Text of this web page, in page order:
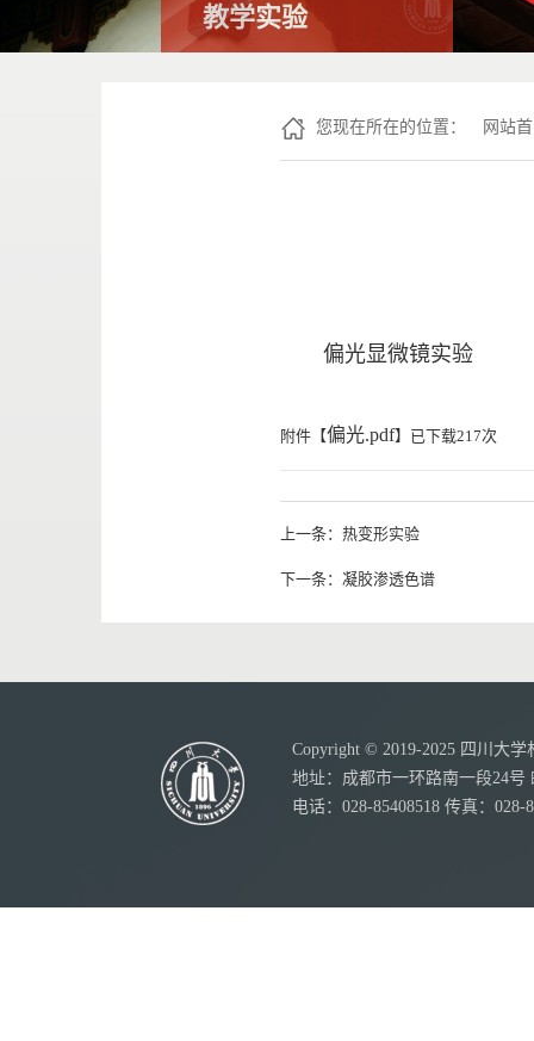
教学实验
您现在所在的位置： 网站
偏光显微镜实验
附件【偏光.pdf】已下载217次
上一条： 热变形实验
下一条： 凝胶渗透色谱
Copyright © 2019-2025 四川大
地址：成都市一环路南一段24号
电话：028-85408518 传真：028-